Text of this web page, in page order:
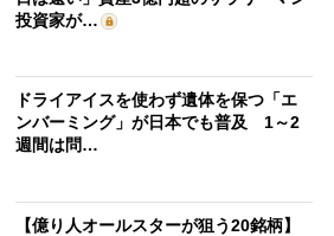
投資家が…
ドライアイスを使わず遺体を保つ「エ
ンバーミング」が日本でも普及 1～2
週間は問…
【億り人オールスターが狙う20銘柄】